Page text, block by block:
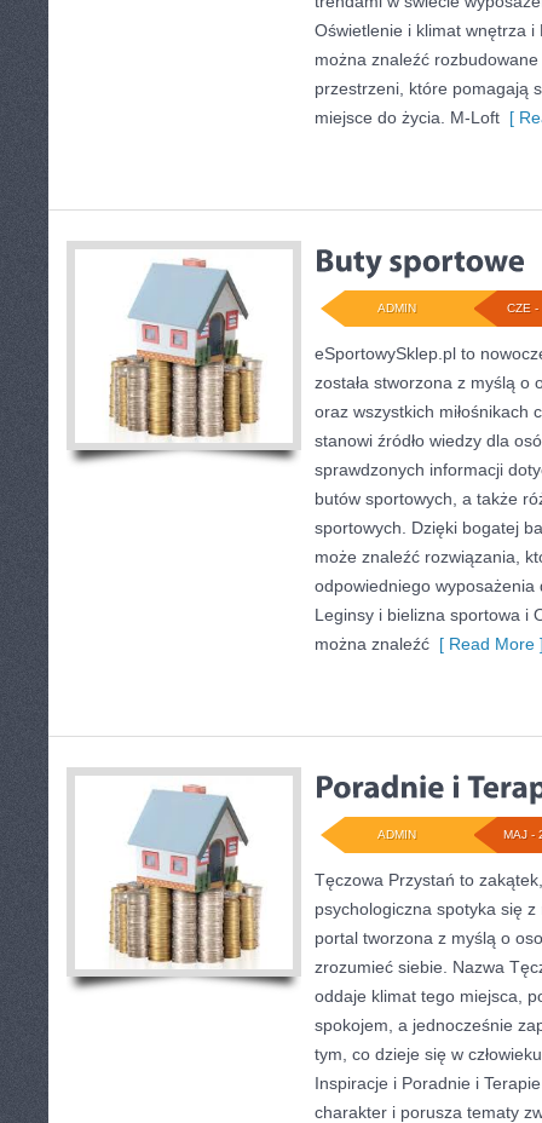
Oświetlenie i klimat wnętrza i
można znaleźć
przestrzeni, które pomagają
miejsce do życia. M-Loft [
CZE -
ADMIN
eSportowySklep.pl to
została stworzona z myślą o
oraz wszystkich miłośnikach
stanowi źródło wiedzy dla
sprawdzonych informacji
butów sportowych, a także
sportowych. Dzięki bogatej
może znaleźć rozwiązania,
odpowiedniego wyposażenia
Leginsy i bielizna sportowa i
można znaleźć [ Read More
MAJ -
ADMIN
Tęczowa Przystań to
psychologiczna spotyka się
portal tworzona z myślą o
zrozumieć siebie. Nazwa
oddaje klimat tego miejsca,
spokojem, a jednocześnie
tym, co dzieje się w
Inspiracje i Poradnie i
charakter i porusza tematy